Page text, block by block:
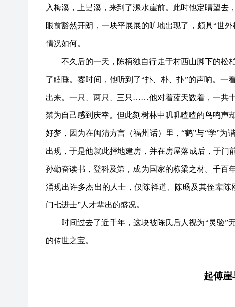
入梅溪，上昙溪，来到了漈水崖前。此时他定睛望去
眼前豁然开朗，一块平展展的旷地出现了，颇具“世外
情况如何。
不久后的一天，陈柄独自行走于村西山脚下的松
了瞌睡。霎时间，他听到了“扑、朴、扑”的声响。一
出来。一只、两只、三只……他对着蓝天数着，一共
禁为自己感到庆幸。但此刻树林中叽叽喳喳的鸟鸣声
好梦，因为在闽清方言（福州话）里，“鹤”与“学”
出现，于是他就此择地建房，并在房屋落成后，于门
孙勤奋读书，登科及第，成为国家的栋梁之材。千百
涌现出许多杰出的人士，仅陈祥道、陈旸及其侄辈
门七进士”人才辈出的盛况。
时间过去了近千年，这块被陈氏后人视为“灵验”
的传世之宝。
起傅崖